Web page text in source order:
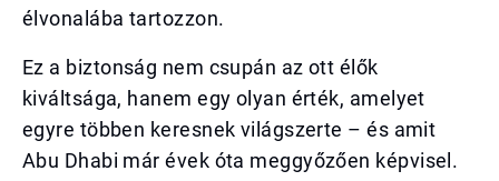
élvonalába tartozzon.
Ez a biztonság nem csupán az ott élők
kiváltsága, hanem egy olyan érték, amelyet
egyre többen keresnek világszerte – és amit
Abu Dhabi már évek óta meggyőzően képvisel.